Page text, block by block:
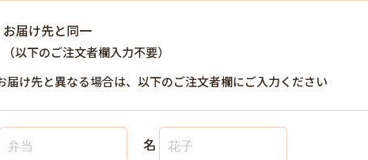
お届け先と同一
（以下のご注文者欄入力不要）
届け先と異なる場合は、以下のご注文者欄にご入力ください
名